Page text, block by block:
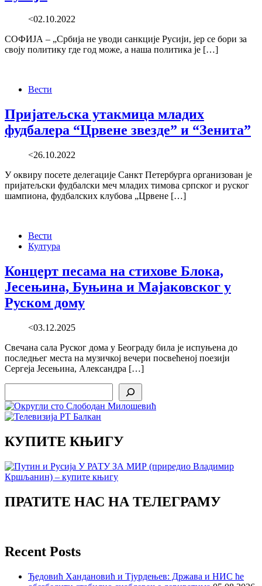
<02.10.2022
СОФИЈА – „Србија не уводи санкције Русији, јер се бори за
своју политику где год може, а наша политика је […]
Вести
Пријатељска утакмица младих
фудбалера “Црвене звезде” и “Зенита”
<26.10.2022
У оквиру посете делегације Санкт Петербурга организован је
пријатељски фудбалски меч младих тимова српског и руског
шампиона, фудбалских клубова „Црвене […]
Вести
Култура
Концерт песама на стихове Блока,
Јесењина, Буњина и Мајаковског у
Руском дому
<03.12.2025
Свечана сала Руског дома у Београду била је испуњена до
последњег места на музичкој вечери посвећеној поезији
Сергеја Јесењина, Александра […]
КУПИТЕ КЊИГУ
ПРАТИТЕ НАС НА ТЕЛЕГРАМУ
Recent Posts
Ђедовић Хандановић и Тјурдењев: Држава и НИС ће